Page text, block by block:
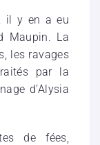
il y en a eu
Maupin. La
les ravages
par la
d’Alysia
de fées,